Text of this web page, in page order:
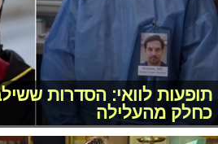
תופעות לוואי: הסדרות
כחלק מהעלילה